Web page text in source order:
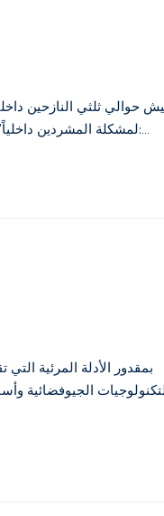
لمشكلة المشردين داخلياً" التابع للجنة الدائمة المشتركة بين الوكالات ثلاثة خيارات للتوطين من أجل الحلول المستدامة للنازحين داخلياً، وهي:…
بمقدور الأدلة المرئية
الجيوفضائية